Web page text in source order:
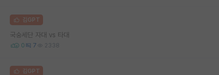
김GPT
국숭세단 자대 vs 타대
0 7 2338
김GPT